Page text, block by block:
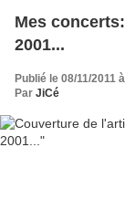
Mes
2001...
Publié le 08/11/2011
Par JiCé